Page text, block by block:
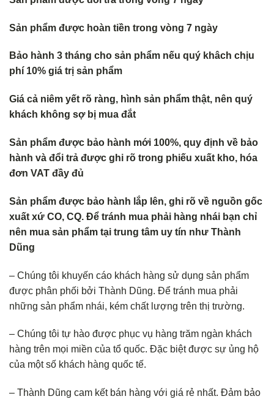
Sản phẩm được hoàn tiền trong vòng 7 ngày
Bảo hành 3 tháng cho sản phẩm nếu quý khâch chịu
phí 10% giá trị sản phẩm
Giá cả niêm yết rõ ràng, hình sản phẩm thật, nên quý
khách không sợ bị mua đắt
Sản phẩm được bảo hành mới 100%, quy định về bảo
hành và đổi trả được ghi rõ trong phiếu xuất kho, hóa
đơn VAT đầy đủ
Sản phẩm được bảo hành lắp lên, ghi rõ về nguồn gốc
xuất xứ CO, CQ. Để tránh mua phải hàng nhái bạn chỉ
nên mua sản phẩm tại trung tâm uy tín như Thành
Dũng
– Chúng tôi khuyến cáo khách hàng sử dụng sản phẩm
được phân phối bởi Thành Dũng. Để tránh mua phải
những sản phẩm nhái, kém chất lượng trên thị trường.
– Chúng tôi tự hào được phục vụ hàng trăm ngàn khách
hàng trên mọi miền của tổ quốc. Đặc biệt được sự ủng hộ
của một số khách hàng quốc tế.
– Thành Dũng cam kết bán hàng với giá rẻ nhất. Đảm bảo